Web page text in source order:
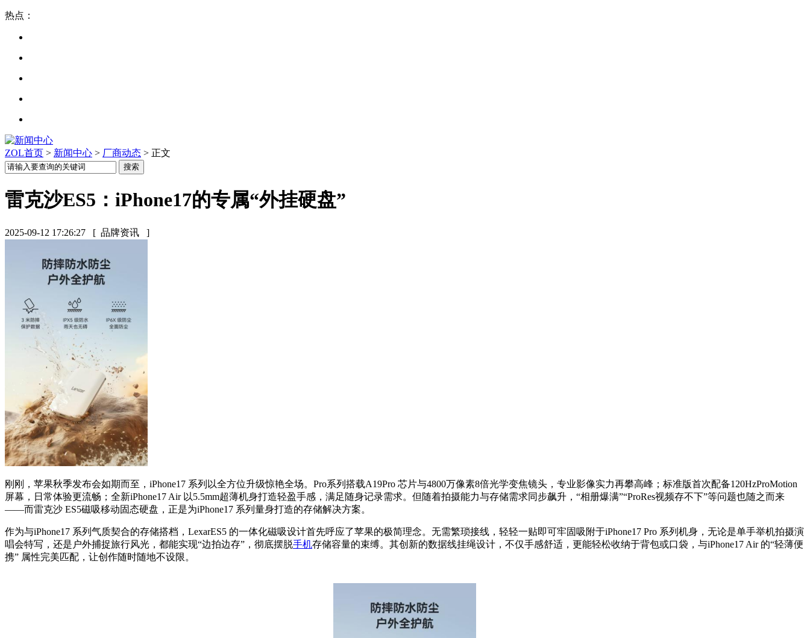
热点：
ZOL首页 > 新闻中心 > 厂商动态 > 正文
雷克沙ES5：iPhone17的专属“外挂硬盘”
2025-09-12 17:26:27 [ 品牌资讯 ]
刚刚，苹果秋季发布会如期而至，iPhone17 系列以全方位升级惊艳全场。Pro系列搭载A19Pro 芯片与4800万像素8倍光学变焦镜头，专业影像实力再攀高峰；标准版首次配备120HzProMotion
屏幕，日常体验更流畅；全新iPhone17 Air 以5.5mm超薄机身打造轻盈手感，满足随身记录需求。但随着拍摄能力与存储需求同步飙升，“相册爆满”“ProRes视频存不下”等问题也随之而来
——而雷克沙 ES5磁吸移动固态硬盘，正是为iPhone17 系列量身打造的存储解决方案。
作为与iPhone17 系列气质契合的存储搭档，LexarES5 的一体化磁吸设计首先呼应了苹果的极简理念。无需繁琐接线，轻轻一贴即可牢固吸附于iPhone17 Pro 系列机身，无论是单手举机拍摄演
唱会特写，还是户外捕捉旅行风光，都能实现“边拍边存”，彻底摆脱手机存储容量的束缚。其创新的数据线挂绳设计，不仅手感舒适，更能轻松收纳于背包或口袋，与iPhone17 Air 的“轻薄便
携” 属性完美匹配，让创作随时随地不设限。